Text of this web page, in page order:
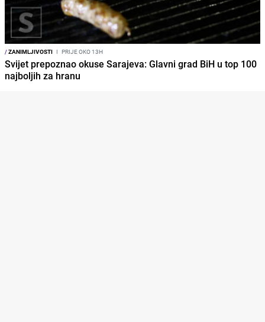
/ZANIMLJIVOSTI I PRIJE OKO 13H
Svijet prepoznao okuse Sarajeva: Glavni grad BiH u top 100
najboljih za hranu